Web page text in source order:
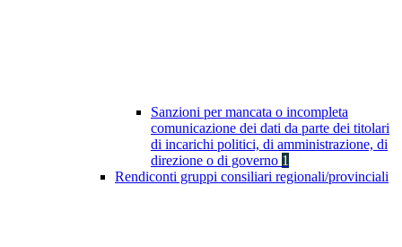
Sanzioni per mancata o incompleta
comunicazione dei dati da parte dei titolari
di incarichi politici, di amministrazione, di
direzione o di governo 1
Rendiconti gruppi consiliari regionali/provinciali